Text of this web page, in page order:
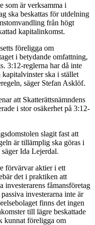
som är verksamma i
ska beskattas för utdelning
från högt
kapitalinkomst.
föreligga om
i betydande omfattning,
3:12-reglerna har då inte
ska i stället
säger Stefan Asklöf.
att Skatterättsnämndens
i stor osäkerhet på 3:12-
slagit fast att
är tillämplig ska göras i
Ida Lejerdal.
förvärvar aktier i ett
det i praktiken att
investerarens fåmansföretag
investerarna inte är
finns det ingen
till lägre beskattade
kunnat föreligga om